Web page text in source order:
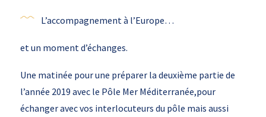
L’accompagnement à l’Europe…
et un moment d’échanges.
Une matinée pour une préparer la deuxième partie de
l’année 2019 avec le Pôle Mer Méditerranée,pour
échanger avec vos interlocuteurs du pôle mais aussi